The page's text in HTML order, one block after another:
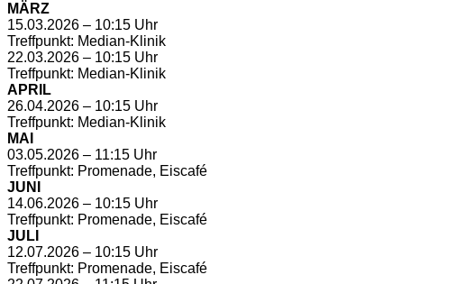
MÄRZ
15.03.2026 – 10:15 Uhr
Treffpunkt: Median-Klinik
22.03.2026 – 10:15 Uhr
Treffpunkt: Median-Klinik
APRIL
26.04.2026 – 10:15 Uhr
Treffpunkt: Median-Klinik
MAI
03.05.2026 – 11:15 Uhr
Treffpunkt: Promenade, Eiscafé
JUNI
14.06.2026 – 10:15 Uhr
Treffpunkt: Promenade, Eiscafé
JULI
12.07.2026 – 10:15 Uhr
Treffpunkt: Promenade, Eiscafé